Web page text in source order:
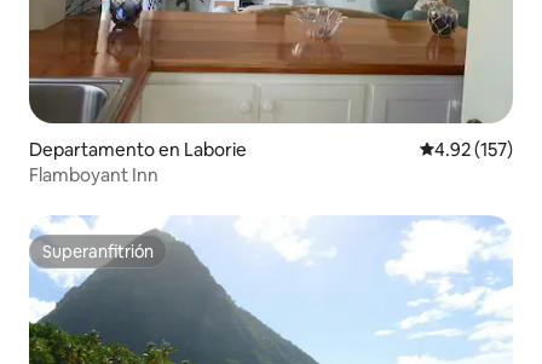
Departamento en Laborie Calificación
4.92 (157)
Flamboyant Inn
Superanfitrión
Superanfitrión